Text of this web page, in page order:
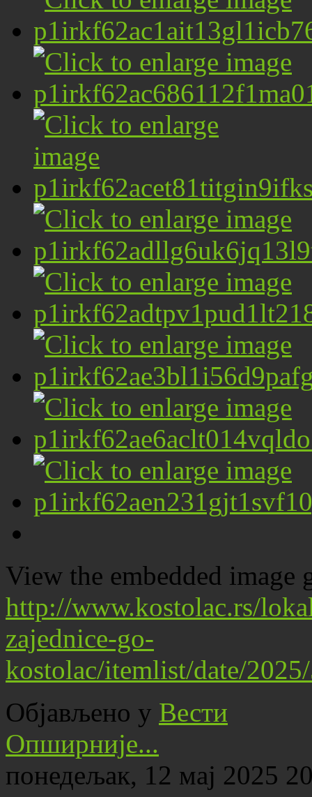
View the embedded image
http://www.kostolac.rs/
zajednice-go-
kostolac/itemlist/date/
Објављено у Вести
Опширније...
понедељак, 12 мај 2025